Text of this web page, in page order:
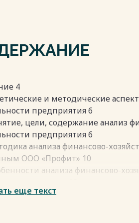
4
и методические
предприятия 6
цели, содержание анализ
предприятия 6
анализа финансово-
ООО «Профит» 10
анализа финансово-
финансово-хозяйственной
еще текст